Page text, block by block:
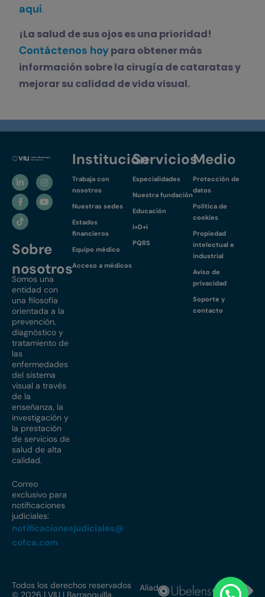
aquí.
¡La salud de sus ojos es una prioridad!
Contáctenos hoypara obtener más
información sobre la cirugía de cataratas y
mejorar su calidad de vida visual.
Sobre
nosotros
Somos una
entidad con
una filosofía
orientada a la
prevención,
diagnóstico y
tratamiento de
las
enfermedades
del sistema
visual a través
de la
enseñanza, la
investigación y
la prestación
de servicios de
salud de alta
calidad.
Correo
exclusivo para
notificaciones
judiciales:
notificacionesjudiciales@
cofca.com
Institución
Trabaja con
nosotros
Nuestras sedes
Estados
financieros
Equipo médico
Acceso a médicos
Servicios
Especialidades
Nuestra fundación
Educación
I+D+i
PQRS
Medio
Protección de
datos
Política de
cookies
Propiedad
intelectual e
industrial
Aviso de
privacidad
Soporte y
contacto
Todos los derechos reservados
© 2026 | VIU | Barranquilla,
Aliados